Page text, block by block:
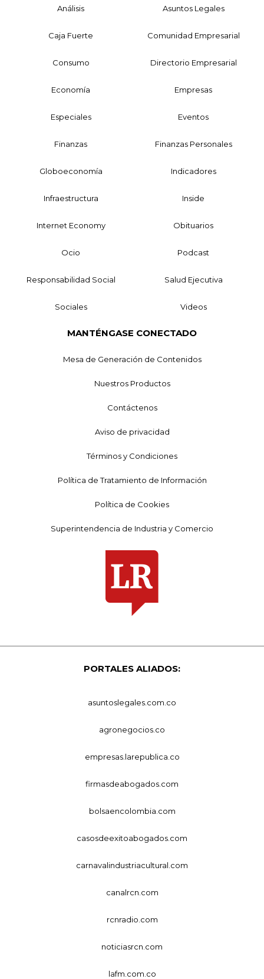
Análisis Asuntos Legales
Caja Fuerte Comunidad Empresarial
Consumo Directorio Empresarial
Economía Empresas
Especiales Eventos
Finanzas Finanzas Personales
Globoeconomía Indicadores
Infraestructura Inside
Internet Economy Obituarios
Ocio Podcast
Responsabilidad Social Salud Ejecutiva
Sociales Videos
MANTÉNGASE CONECTADO
Mesa de Generación de Contenidos
Nuestros Productos
Contáctenos
Aviso de privacidad
Términos y Condiciones
Política de Tratamiento de Información
Política de Cookies
Superintendencia de Industria y Comercio
PORTALES ALIADOS:
asuntoslegales.com.co
agronegocios.co
empresas.larepublica.co
firmasdeabogados.com
bolsaencolombia.com
casosdeexitoabogados.com
carnavalindustriacultural.com
canalrcn.com
rcnradio.com
noticiasrcn.com
lafm.com.co